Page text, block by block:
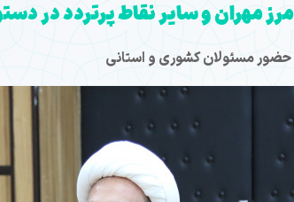
مهران و سایر نقاط پرتردد در
حضور مسئولان کشوری و استانی